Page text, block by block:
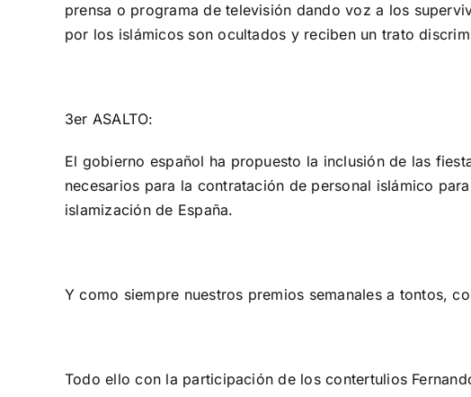
prensa o programa de televisión dando voz a los
por los islámicos son ocultados y reciben un trato
3er ASALTO:
El gobierno español ha propuesto la inclusión de las
necesarios para la contratación de personal islámico
islamización de España.
Y como siempre nuestros premios semanales a tontos,
Todo ello con la participación de los contertulios